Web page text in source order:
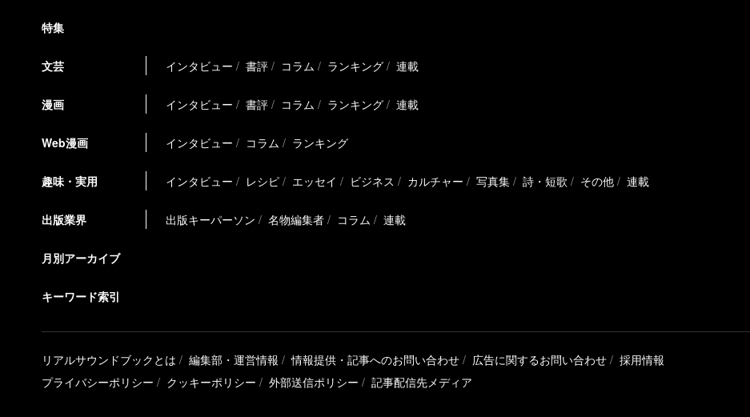
特集
文芸 インタビュー 書評 コラム ランキング 連載
漫画 インタビュー 書評 コラム ランキング 連載
Web漫画 インタビュー コラム ランキング
趣味・実用 インタビュー レシピ エッセイ ビジネス カルチャー 写真集 詩・短歌 その他 連載
出版業界 出版キーパーソン 名物編集者 コラム 連載
月別アーカイブ
キーワード索引
リアルサウンドブックとは 編集部・運営情報 情報提供・記事へのお問い合わせ 広告に関するお問い合わせ
採用情報
プライバシーポリシー
クッキーポリシー 外部送信ポリシー 記事配信先メディア